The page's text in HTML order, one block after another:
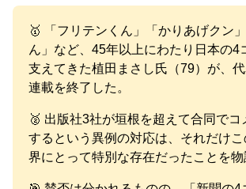
🥇 「フリテンくん」「かりあげクン
ん」など、45年以上にわたり日本の4
支えてきた植田まさし氏（79）が、
連載を終了した。
🥈 出版社3社が垣根を超えて合同でコ
するという異例の対応は、それだけ
界にとって特別な存在だったことを物